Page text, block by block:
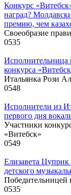
Конкурс
наград?
премию, чем
Своеобразие
0535
Исполнительница
конкурса
Итальянка Рози
0548
Исполнители из
первого дня
Участники
«Витебск»
0549
Елизавета Цуприк
детского
Победительницей
0535